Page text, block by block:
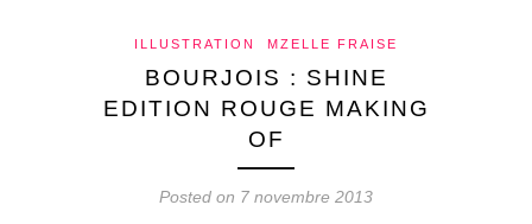
ILLUSTRATION MZELLE FRAISE
BOURJOIS : SHINE
EDITION ROUGE MAKING
OF
Posted on 7 novembre 2013